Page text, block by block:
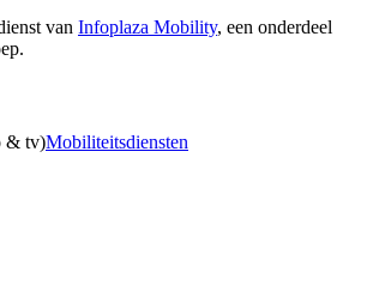
van Infoplaza Mobility, een onderdeel
& tv)Mobiliteitsdiensten